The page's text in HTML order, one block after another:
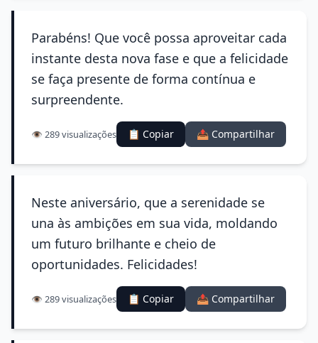
Parabéns! Que você possa aproveitar cada
instante desta nova fase e que a felicidade
se faça presente de forma contínua e
surpreendente.
👁️ 289 visualizações 📋 Copiar 📤 Compartilhar
Neste aniversário, que a serenidade se
una às ambições em sua vida, moldando
um futuro brilhante e cheio de
oportunidades. Felicidades!
👁️ 289 visualizações 📋 Copiar 📤 Compartilhar